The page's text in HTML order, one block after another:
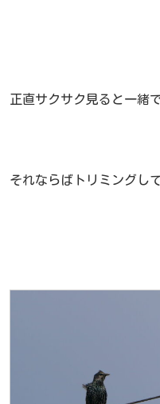
正直サクサク見ると一緒
それならばトリミングし